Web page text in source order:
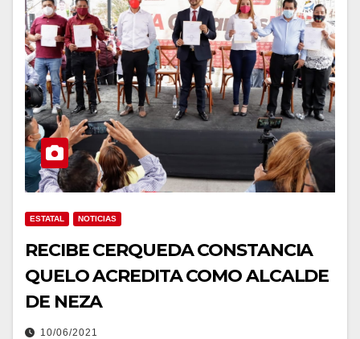
ESTATAL NOTICIAS
RECIBE CERQUEDA CONSTANCIA
QUELO ACREDITA COMO ALCALDE
DE NEZA
10/06/2021